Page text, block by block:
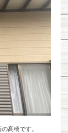
髙橋です。